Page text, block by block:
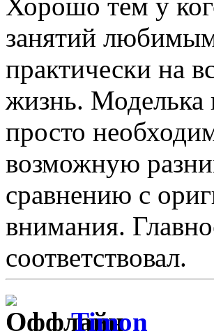
занятий
практически на
жизнь. Моделька
просто
возможную
сравнению с
внимания.
соответствовал.
Timon